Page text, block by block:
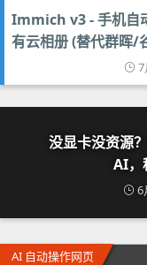
Immich v3 - 手机自
有云相册 (替代群晖/
7
没显卡没资源
AI，
6
AI 自动操作网页